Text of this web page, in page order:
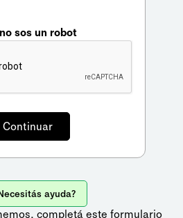
sos un robot
ayuda?
completá este formulario